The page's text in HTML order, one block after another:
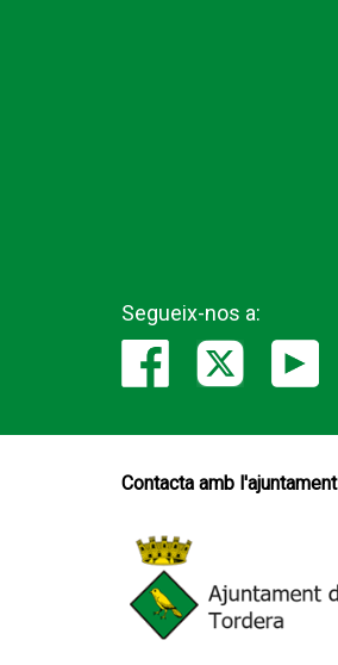
Segueix-nos a:
Contacta amb l'ajuntament